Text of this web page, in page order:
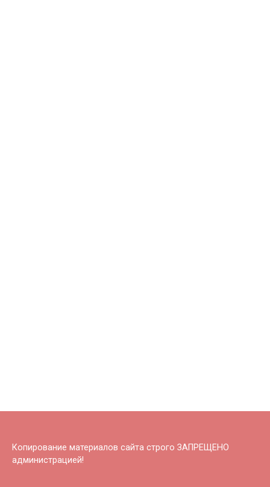
Копирование материалов сайта строго ЗАПРЕЩЕНО
администрацией!